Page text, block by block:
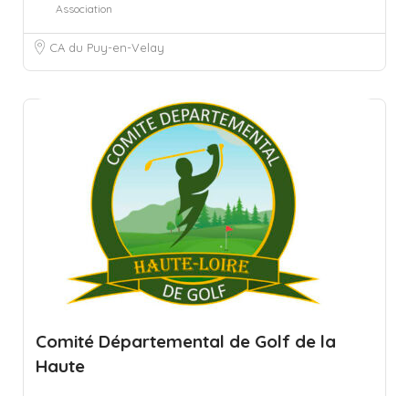
Association
CA du Puy-en-Velay
Comité Départemental de Golf de la
Haute